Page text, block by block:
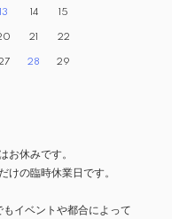
13 14 15
21 22
28 29
お休みです。
けの臨時休業日です。
イベントや都合によって